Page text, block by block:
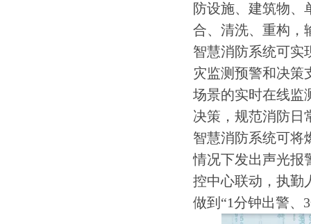
防设施、建筑物、
合、清洗、重构，
智慧消防系统可实
灾监测预警和决策
场景的实时在线监
决策，规范消防日
智慧消防系统可将
情况下发出声光报
控中心联动，执勤
做到“1分钟出警、